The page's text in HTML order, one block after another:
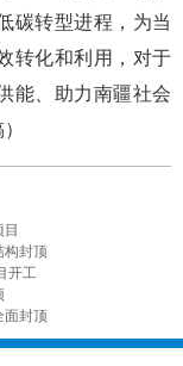
碳转型进程，为当
转化和利用，对于
能、助力南疆社会
构封顶
开工
面封顶